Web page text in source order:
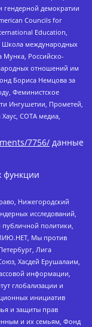
гендерной демократии
Councils for
Education,
Школа международных
Мунка, Российско-
отношений им
Бориса Немцова за
Феминистское
Ингушетии, Прометей,
СОТА медиа,
7756/ данные
Нижегородский
исследований,
политики,
Мы против
Лига
Хасдей Ерушалаим,
информации,
глобализации и
инициатив
и защиты прав
и их семьям, Фонд